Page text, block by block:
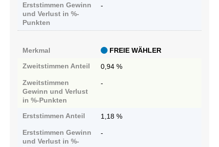
Erststimmen Gewinn
und Verlust in %-
Punkten
-
Merkmal
FREIE WÄHLER
Zweitstimmen Anteil 0,94 %
Zweitstimmen
Gewinn und Verlust
in %-Punkten
-
Erststimmen Anteil 1,18 %
Erststimmen Gewinn
und Verlust in %-
-